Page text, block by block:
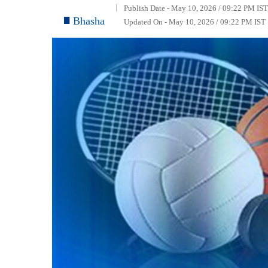
Bhasha
Publish Date - May 10, 2026 / 09:22 PM
Updated On - May 10, 2026 / 09:22 PM IST